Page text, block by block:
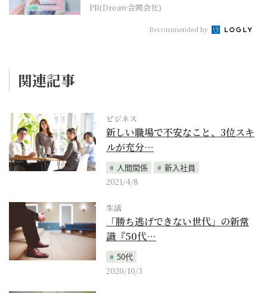
PR(Dreaw合同会社)
Recommended by
関連記事
ビジネス
新しい職場で不安なこと、3位スキ
ルが充分…
人間関係
新入社員
2021/4/8
生活
「勝ち逃げできない世代」の新常
識『50代…
50代
2020/10/3